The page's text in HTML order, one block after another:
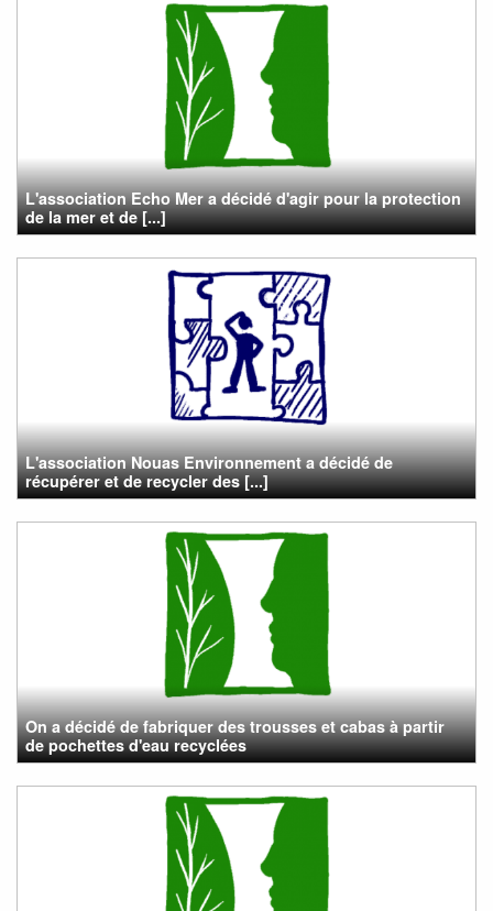
L'association Echo Mer a décidé d'agir pour la protection
de la mer et de [...]
L'association Nouas Environnement a décidé de
récupérer et de recycler des [...]
On a décidé de fabriquer des trousses et cabas à partir
de pochettes d'eau recyclées